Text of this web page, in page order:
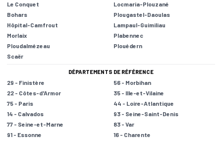
Le Conquet
Locmaria-Plouzané
Bohars
Plougastel-Daoulas
Hôpital-Camfrout
Lampaul-Guimiliau
Morlaix
Plabennec
Ploudalmézeau
Plouédern
Scaër
DÉPARTEMENTS DE RÉFÉRENCE
29 - Finistère
56 - Morbihan
22 - Côtes-d'Armor
35 - Ille-et-Vilaine
75 - Paris
44 - Loire-Atlantique
14 - Calvados
93 - Seine-Saint-Denis
77 - Seine-et-Marne
83 - Var
91 - Essonne
16 - Charente